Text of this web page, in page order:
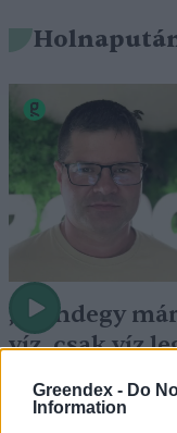
Greendex - Do
Information
„Mindegy
víz, csak víz
Holnapután
Greendex 55:58